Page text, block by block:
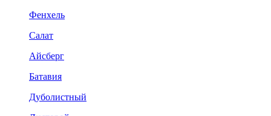
Фенхель
Салат
Айсберг
Батавия
Дуболистный